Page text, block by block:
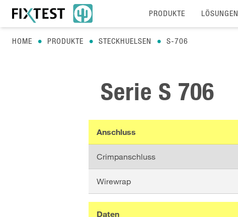
PRODUKTE LÖSUNGEN
HOME PRODUKTE STECKHUELSEN S-706
Serie S 706
Daten
Anschluss
Crimpanschluss
Wirewrap